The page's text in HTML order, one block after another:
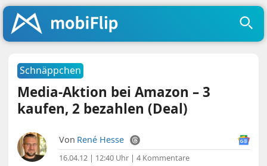
Schnäppchen
Media-Aktion bei Amazon – 3
kaufen, 2 bezahlen (Deal)
Von René Hesse
16.04.12 | 12:40 Uhr |4 Kommentare